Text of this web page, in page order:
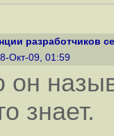
разработчиков
Окт-09, 01:59
он
знает.